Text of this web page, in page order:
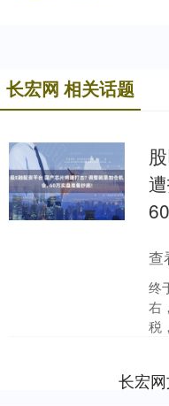
长宏网 相关话题
查
终
右
税
长宏